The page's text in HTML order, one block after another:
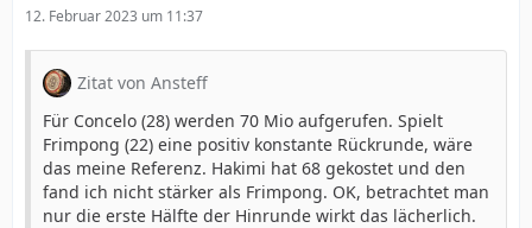
12. Februar 2023 um 11:37
Zitat von Ansteff
Für Concelo (28) werden 70 Mio aufgerufen. Spielt
Frimpong (22) eine positiv konstante Rückrunde, wäre
das meine Referenz. Hakimi hat 68 gekostet und den
fand ich nicht stärker als Frimpong. OK, betrachtet man
nur die erste Hälfte der Hinrunde wirkt das lächerlich.